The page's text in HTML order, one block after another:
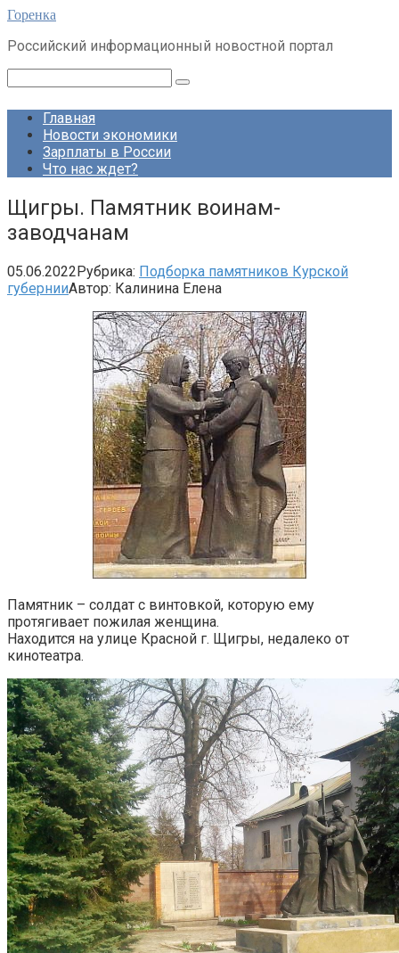
Перейти
контенту
Горенка
Российский информационный новостной портал
Главная
Новости экономики
Зарплаты в России
Что нас ждет?
Щигры. Памятник воинам-
заводчанам
05.06.2022Рубрика: Подборка памятников Курской
губернииАвтор: Калинина Елена
Памятник – солдат с винтовкой, которую ему
протягивает пожилая женщина.
Находится на улице Красной г. Щигры, недалеко от
кинотеатра.